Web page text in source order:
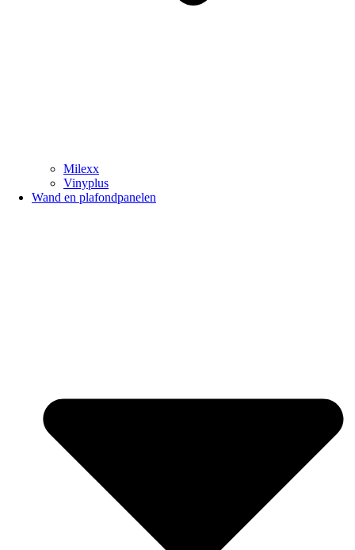
Milexx
Vinyplus
Wand en plafondpanelen